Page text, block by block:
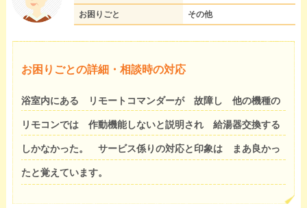
お困りごと その他
お困りごとの詳細・相談時の対応
浴室内にある リモートコマンダーが 故障し 他の機種の
リモコンでは 作動機能しないと説明され 給湯器交換する
しかなかった。 サービス係りの対応と印象は まあ良かっ
たと覚えています。